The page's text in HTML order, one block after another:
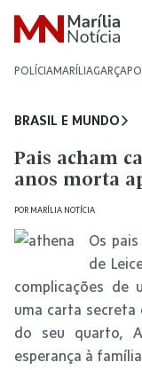
POLÍCIAMARÍLIAGARÇA
BRASIL E MUNDO
Pais acham
anos morta
POR MARÍLIA NOTÍCIA
Os
de
complicações de
uma carta secreta
do seu quarto,
esperança à